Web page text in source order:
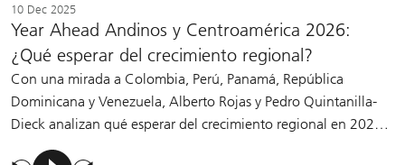
10 Dec 2025
Year Ahead Andinos y Centroamérica 2026:
¿Qué esperar del crecimiento regional?
Con una mirada a Colombia, Perú, Panamá, República
Dominicana y Venezuela, Alberto Rojas y Pedro Quintanilla-
Dieck analizan qué esperar del crecimiento regional en 2026,
así como los riesgos y oportunidades que marcarán el año.